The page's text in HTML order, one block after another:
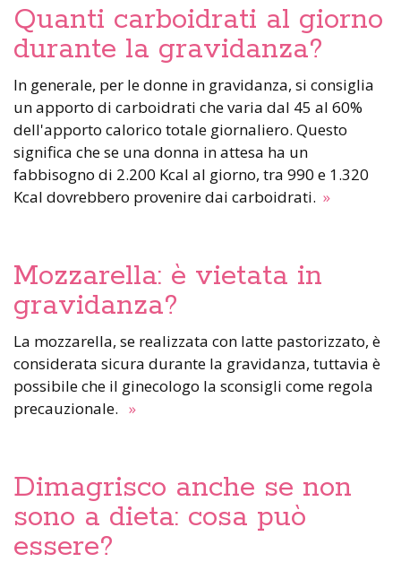
Quanti carboidrati al giorno
durante la gravidanza?
In generale, per le donne in gravidanza, si consiglia
un apporto di carboidrati che varia dal 45 al 60%
dell'apporto calorico totale giornaliero. Questo
significa che se una donna in attesa ha un
fabbisogno di 2.200 Kcal al giorno, tra 990 e 1.320
Kcal dovrebbero provenire dai carboidrati. »
Mozzarella: è vietata in
gravidanza?
La mozzarella, se realizzata con latte pastorizzato, è
considerata sicura durante la gravidanza, tuttavia è
possibile che il ginecologo la sconsigli come regola
precauzionale. »
Dimagrisco anche se non
sono a dieta: cosa può
essere?